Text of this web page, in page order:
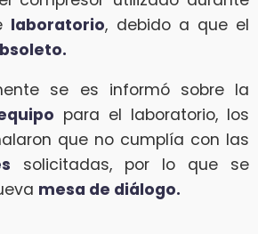
laboratorio, debido a que el
se es informó sobre la
para el laboratorio, los
que no cumplía con las
solicitadas, por lo que se
mesa de diálogo.